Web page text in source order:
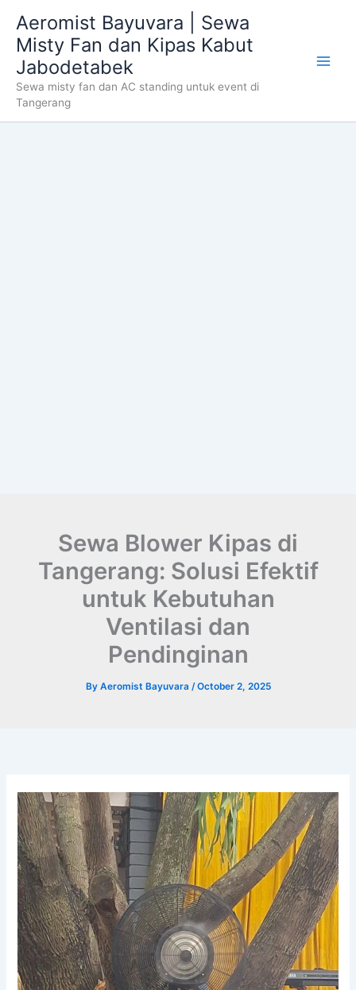
content
Aeromist Bayuvara | Sewa
Misty Fan dan Kipas Kabut
Jabodetabek
Sewa misty fan dan AC standing untuk event di
Tangerang
Sewa Blower Kipas di
Tangerang: Solusi Efektif
untuk Kebutuhan
Ventilasi dan
Pendinginan
By Aeromist Bayuvara /October 2, 2025